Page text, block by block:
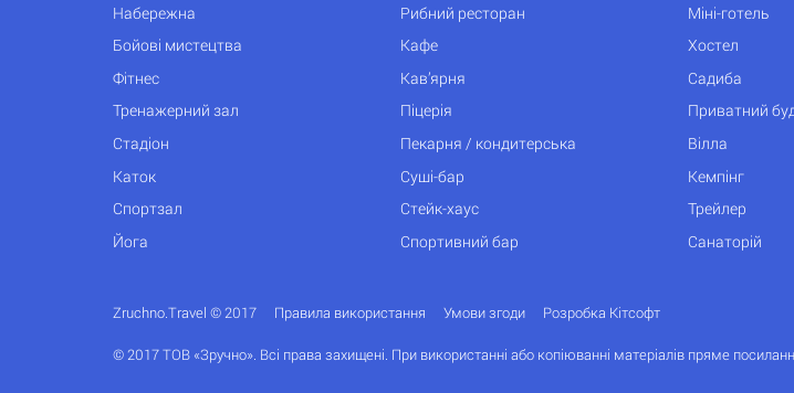
Набережна
Бойові мистецтва
Фітнес
Тренажерний зал
Стадіон
Каток
Спортзал
Йога
Рибний ресторан
Кафе
Кав’ярня
Піцерія
Пекарня / кондитерська
Суші-бар
Стейк-хаус
Спортивний бар
Міні-готель
Хостел
Садиба
Приватний
Вілла
Кемпінг
Трейлер
Санаторій
Zruchno.Travel © 2017 Правила використання Умови згоди Розробка Кітсофт
© 2017 ТОВ «Зручно». Всі права захищені. При використанні або копіюванні матеріалів пряме